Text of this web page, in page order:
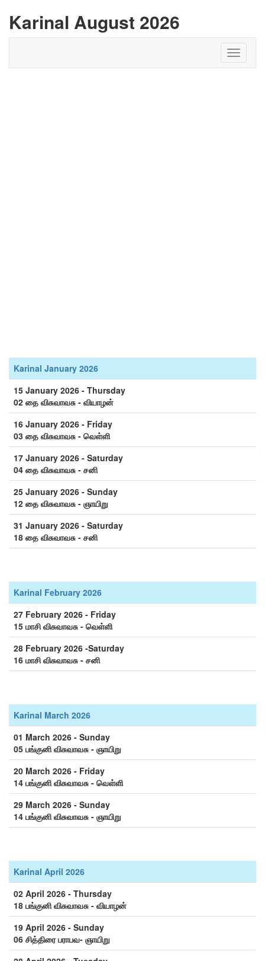
Karinal August 2026
Karinal January 2026
15 January 2026 - Thursday
02 தை விசுவாவசு - வியாழன்
16 January 2026 - Friday
03 தை விசுவாவசு - வெள்ளி
17 January 2026 - Saturday
04 தை விசுவாவசு - சனி
25 January 2026 - Sunday
12 தை விசுவாவசு - ஞாயிறு
31 January 2026 - Saturday
18 தை விசுவாவசு - சனி
Karinal February 2026
27 February 2026 - Friday
15 மாசி விசுவாவசு - வெள்ளி
28 February 2026 -Saturday
16 மாசி விசுவாவசு - சனி
Karinal March 2026
01 March 2026 - Sunday
05 பங்குனி விசுவாவசு - ஞாயிறு
20 March 2026 - Friday
14 பங்குனி விசுவாவசு - வெள்ளி
29 March 2026 - Sunday
14 பங்குனி விசுவாவசு - ஞாயிறு
Karinal April 2026
02 April 2026 - Thursday
18 பங்குனி விசுவாவசு - வியாழன்
19 April 2026 - Sunday
06 சித்திரை பராபவ- ஞாயிறு